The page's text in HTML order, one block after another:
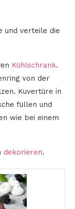
und verteile die
Kühlschrank.
von der
Kuvertüre in
füllen und
wie bei einem
dekorieren.